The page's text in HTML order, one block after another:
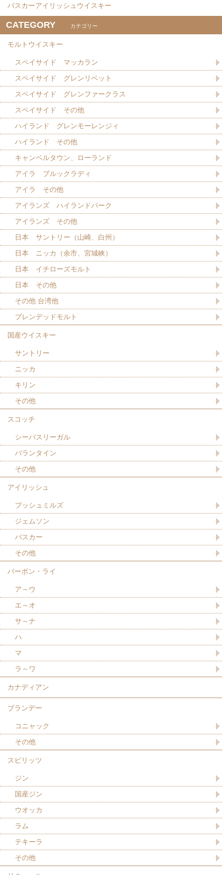
バスカーアイリッシュウイスキー
CATEGORY カテゴリー
モルトウイスキー
スペイサイド マッカラン
スペイサイド グレンリベット
スペイサイド グレンファークラス
スペイサイド その他
ハイランド グレンモーレンジィ
ハイランド その他
キャンベルタウン、ローランド
アイラ ブルックラディ
アイラ その他
アイランズ ハイランドパーク
アイランズ その他
日本 サントリー（山崎、白州）
日本 ニッカ（余市、宮城峡）
日本 イチローズモルト
日本 その他
その他 台湾他
ブレンデッドモルト
国産ウイスキー
サントリー
ニッカ
キリン
その他
スコッチ
シーバスリーガル
バランタイン
その他
アイリッシュ
ブッシュミルズ
ジェムソン
バスカー
その他
バーボン・ライ
ア～ウ
エ～オ
サ～ナ
ハ
マ
ラ～ワ
カナディアン
ブランデー
コニャック
その他
スピリッツ
ジン
国産ジン
ウオッカ
ラム
テキーラ
その他